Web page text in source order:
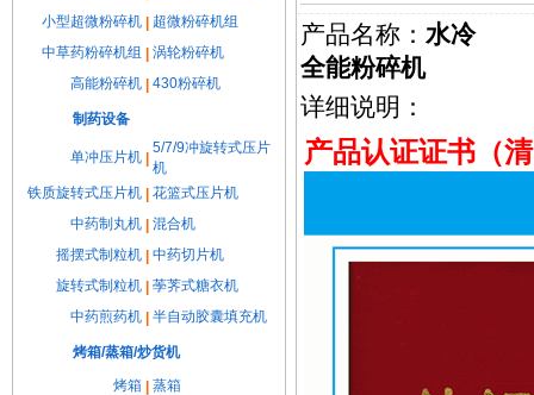
小型超微粉碎机
超微粉碎机组
中草药粉碎机组
涡轮粉碎机
高能粉碎机
430粉碎机
制药设备
单冲压片机
5/7/9冲旋转式压片
机
铁质旋转式压片机
花篮式压片机
中药制丸机
混合机
摇摆式制粒机
中药切片机
旋转式制粒机
荸荠式糖衣机
中药煎药机
半自动胶囊填充机
烤箱/蒸箱/炒货机
烤箱
蒸箱
产品名称： 水冷
全能粉碎机
详细说明：
产品认证证书（